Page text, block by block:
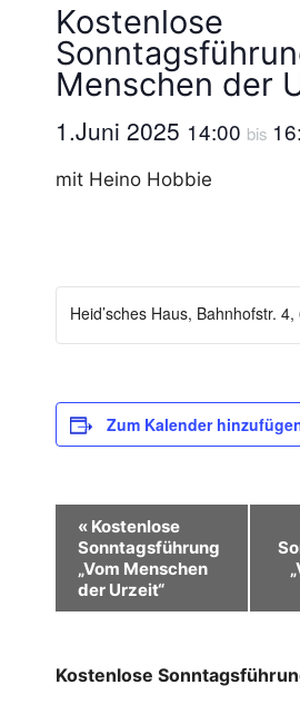
Kostenlose
Menschen der
1.Juni 2025 14:00 bis
mit Heino Hobbie
Heid’sches Haus, Bahnhofstr.
Zum Kalender
n
« Kostenlose
Sonntagsführung
„Vom Menschen
der Urzeit“
Kostenlose